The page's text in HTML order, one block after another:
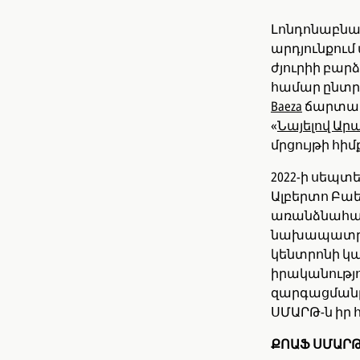
ժյուրիի
համար
Baeza
«Նայելով
մրցույթի
2022-ի
Ալբերտո
կենտրոնի
ՍՄԱՐԹ-ն իր
ՔՈԱՖ ՍՄԱՐԹ